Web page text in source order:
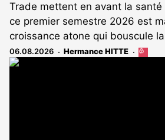
Trade mettent en avant la
ce premier semestre 2026 est
croissance atone qui bouscule
06.08.2026 Hermance HITTE
Cet